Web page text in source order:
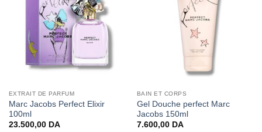
EXTRAIT DE PARFUM
Marc Jacobs Perfect Elixir
100ml
23.500,00 DA
BAIN ET CORPS
Gel Douche perfect Marc
Jacobs 150ml
7.600,00 DA